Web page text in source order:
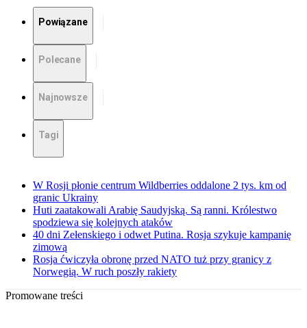
Powiązane
Polecane
Najnowsze
Tagi
W Rosji płonie centrum Wildberries oddalone 2 tys. km od
granic Ukrainy
Huti zaatakowali Arabię Saudyjską. Są ranni. Królestwo
spodziewa się kolejnych ataków
40 dni Zełenskiego i odwet Putina. Rosja szykuje kampanię
zimową
Rosja ćwiczyła obronę przed NATO tuż przy granicy z
Norwegią. W ruch poszły rakiety
Promowane treści